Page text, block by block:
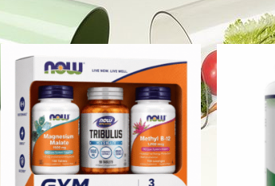
Συμπληρωματα διατροφης/Άθληση &